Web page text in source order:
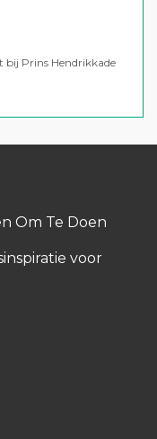
bij Prins Hendrikkade
Om Te Doen
voor